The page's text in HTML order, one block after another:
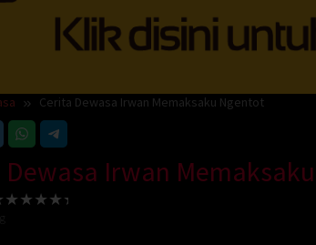
Cerita Dewasa Irwan Memaksaku Ngentot
Dewasa Irwan